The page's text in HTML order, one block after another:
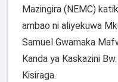
Mazingira (NEMC)
ambao ni aliyekuwa
Samuel Gwamaka
Kanda ya Kaskazini
Kisiraga.